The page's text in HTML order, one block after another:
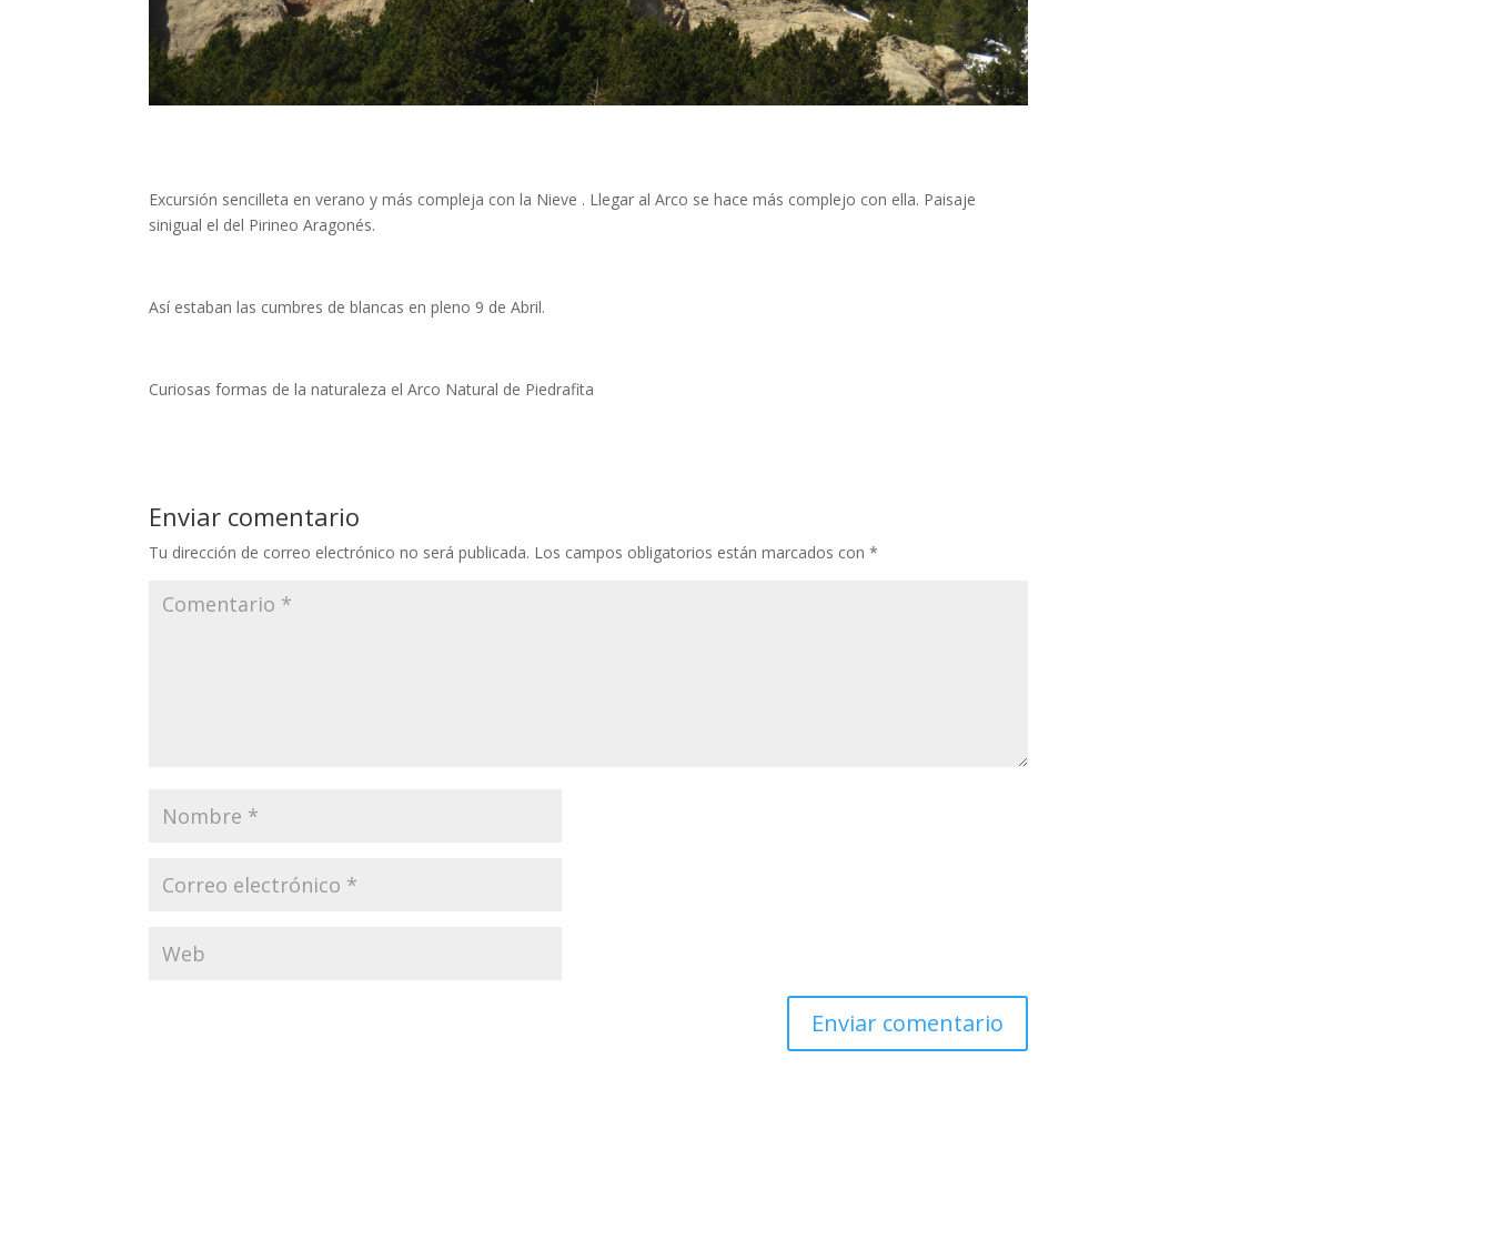
Excursión sencilleta en verano y más compleja con la Nieve . Llegar al Arco se hace más complejo con ella. Paisaje
sinigual el del Pirineo Aragonés.
Así estaban las cumbres de blancas en pleno 9 de Abril.
Curiosas formas de la naturaleza el Arco Natural de Piedrafita
Enviar comentario
Tu dirección de correo electrónico no será publicada. Los campos obligatorios están marcados con*